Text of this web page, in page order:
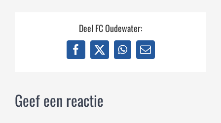
Deel FC Oudewater:
Facebook
X WhatsApp
E-
Geef een reactie